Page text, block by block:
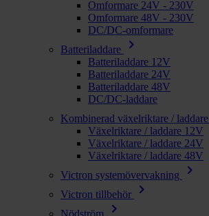
Omformare 24V - 230V
Omformare 48V - 230V
DC/DC-omformare
Batteriladdare
chevron_right
Batteriladdare 12V
Batteriladdare 24V
Batteriladdare 48V
DC/DC-laddare
Kombinerad växelriktare / laddare
Växelriktare / laddare 12V
Växelriktare / laddare 24V
Växelriktare / laddare 48V
Victron systemövervakning
chevron_right
Victron tillbehör chevron_right
Nödström chevron_right